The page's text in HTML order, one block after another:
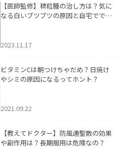
【医師監修】稗粒腫の治し方は？気に
なる白いブツブツの原因と自宅ででき
2023.11.17
ビタミンCは朝つけちゃだめ？日焼け
やシミの原因になるってホント？
2021.09.22
【教えてドクター】防風通聖散の効果
や副作用は？長期服用は危険なの？